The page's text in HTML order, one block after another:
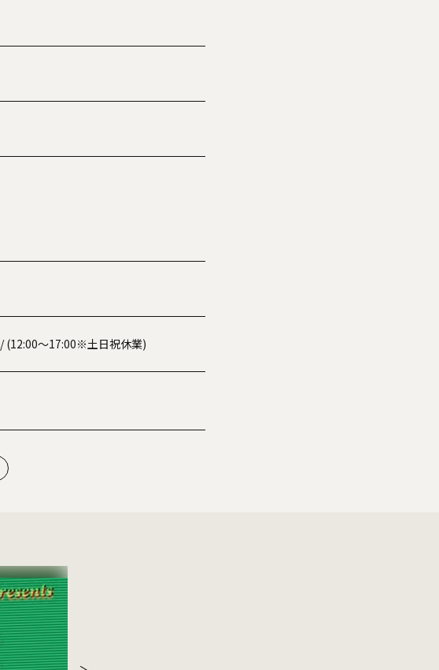
/ (12:00〜17:00※土日祝休業)